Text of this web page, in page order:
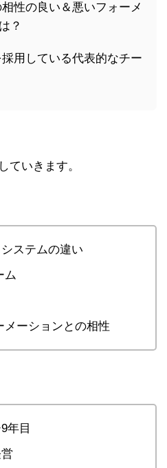
相性の良い＆悪いフォーメ
？
採用している代表的なチー
ていきます。
ステムの違い
ム
メーションとの相性
年目